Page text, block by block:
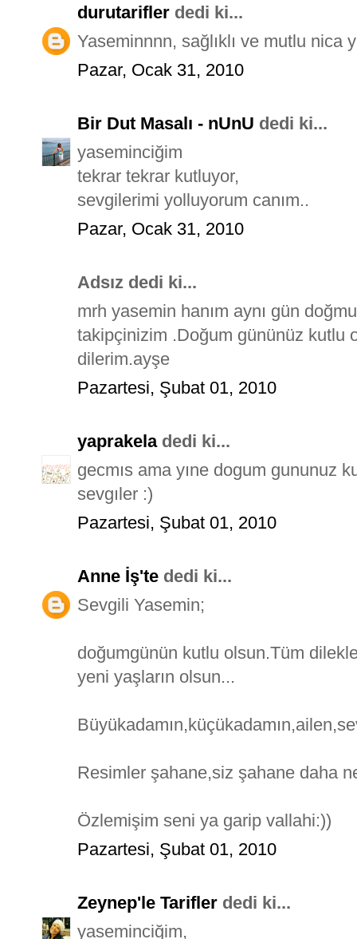
durutarifler dedi ki...
Yaseminnnn, sağlıklı ve mutlu nica
Pazar, Ocak 31, 2010
Bir Dut Masalı - nUnU dedi ki...
yaseminciğim
tekrar tekrar kutluyor,
sevgilerimi yolluyorum canım..
Pazar, Ocak 31, 2010
Adsız dedi ki...
mrh yasemin hanım aynı gün
takipçinizim .Doğum gününüz kutlu
dilerim.ayşe
Pazartesi, Şubat 01, 2010
yaprakeladedi ki...
gecmıs ama yıne dogum gununuz
sevgıler :)
Pazartesi, Şubat 01, 2010
Anne İş'te dedi ki...
Sevgili Yasemin;
doğumgünün kutlu olsun.Tüm
yeni yaşların olsun...
Resimler şahane,siz şahane daha
Özlemişim seni ya garip vallahi:))
Pazartesi, Şubat 01, 2010
Zeynep'le Tarifler dedi ki...
yaseminciğim,